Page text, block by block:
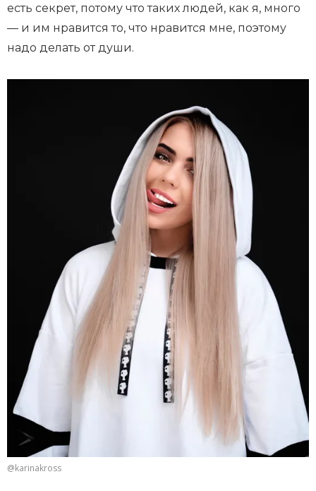
есть секрет, потому что таких людей, как я, много
— и им нравится то, что нравится мне, поэтому
надо делать от души.
@karinakross